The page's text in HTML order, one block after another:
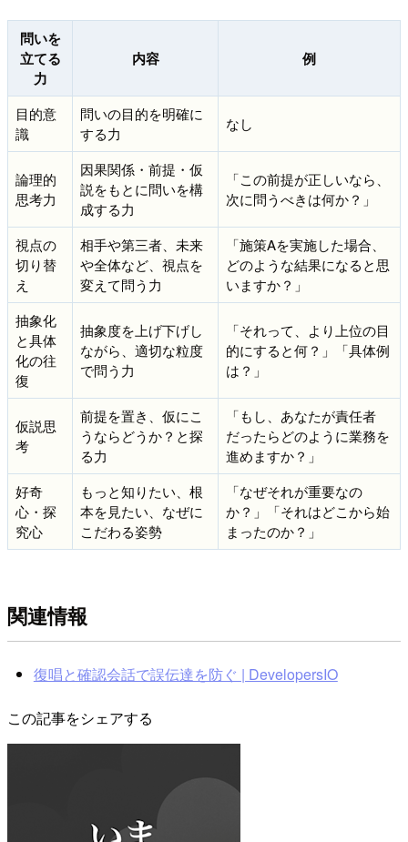
問いを
立てる
力
内容 例
目的意
識
問いの目的を明確に
する力
なし
論理的
思考力
因果関係・前提・仮
説をもとに問いを構
成する力
「この前提が正しいなら、
次に問うべきは何か？」
視点の
切り替
え
相手や第三者、未来
や全体など、視点を
変えて問う力
「施策Aを実施した場合、
どのような結果になると思
いますか？」
抽象化
と具体
化の往
復
抽象度を上げ下げし
ながら、適切な粒度
で問う力
「それって、より上位の目
的にすると何？」「具体例
は？」
仮説思
考
前提を置き、仮にこ
うならどうか？と探
る力
「もし、あなたが責任者
だったらどのように業務を
進めますか？」
好奇
心・探
究心
もっと知りたい、根
本を見たい、なぜに
こだわる姿勢
「なぜそれが重要なの
か？」「それはどこから始
まったのか？」
関連情報
復唱と確認会話で誤伝達を防ぐ | DevelopersIO
この記事をシェアする